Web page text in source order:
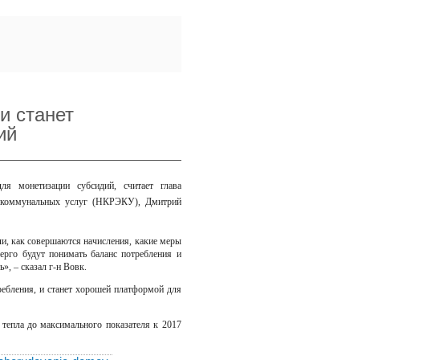
станет
монетизации субсидий, считает глава
коммунальных услуг (НКРЭКУ), Дмитрий
как совершаются начисления, какие меры
будут понимать баланс потребления и
– сказал г-н Вовк.
и станет хорошей платформой для
до максимального показателя к 2017